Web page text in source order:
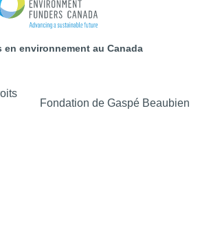
en environnement au Canada
Fondation de Gaspé Beaubien